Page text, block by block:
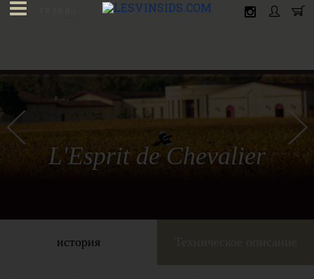
L'Esprit de Chevalier
история